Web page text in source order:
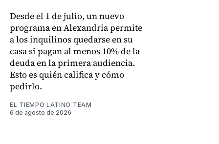
Desde el 1 de julio, un nuevo
programa en Alexandria permite
a los inquilinos quedarse en su
casa si pagan al menos 10% de la
deuda en la primera audiencia.
Esto es quién califica y cómo
pedirlo.
EL TIEMPO LATINO TEAM
6 de agosto de 2026